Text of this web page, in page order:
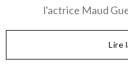
l'actrice Maud
Lire